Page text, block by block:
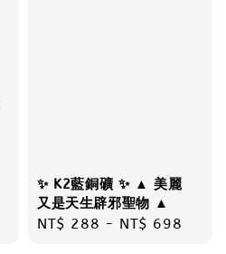
✨ K2藍銅礦 ✨ ▲ 美麗
又是天生辟邪聖物 ▲
Regular
NT$ 288 - NT$ 698